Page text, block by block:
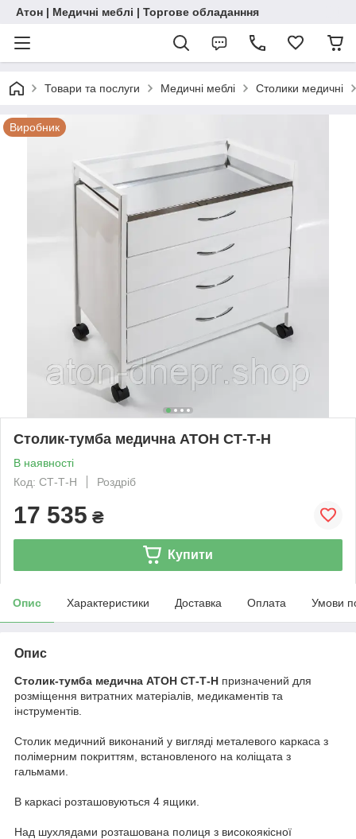
Атон | Медичні меблі | Торгове обладанння
Товари та послуги Медичні меблі Столики медичні
Виробник
Столик-тумба медична АТОН СТ-Т-Н
В наявності
Код: СТ-Т-Н
Роздріб
17 535 ₴
Купити
Опис Характеристики Доставка Оплата Умови
Опис
Столик-тумба медична АТОН СТ-Т-Н призначений для
розміщення витратних матеріалів, медикаментів та
інструментів.
Столик медичний виконаний у вигляді металевого каркаса з
полімерним покриттям, встановленого на коліщата з
гальмами.
В каркасі розташовуються 4 ящики.
Над шухлядами розташована полиця з високоякісної